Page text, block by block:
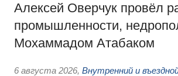
Алексей Оверчук провёл
промышленности,
Мохаммадом Атабаком
6 августа 2026, Внутренний и